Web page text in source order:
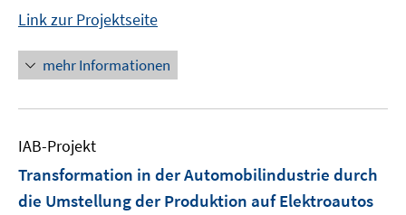
Link zur Projektseite
mehr Informationen
IAB-Projekt
Transformation in der Automobilindustrie durch
die Umstellung der Produktion auf Elektroautos